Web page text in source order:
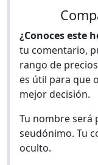
¿Conoces este
tu comentario,
rango de
es útil para que
mejor decisión.
Tu nombre será
seudónimo. Tu
oculto.